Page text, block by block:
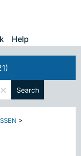
Help
× Search
>